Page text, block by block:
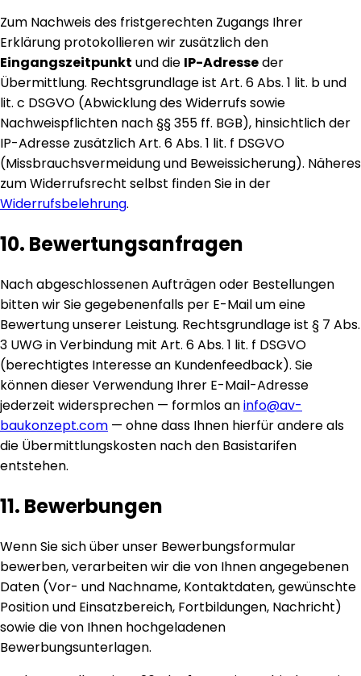
Zum Nachweis des fristgerechten Zugangs Ihrer
Erklärung protokollieren wir zusätzlich den
Eingangszeitpunkt und die IP-Adresseder
Übermittlung. Rechtsgrundlage ist Art. 6 Abs. 1 lit. b und
lit. c DSGVO (Abwicklung des Widerrufs sowie
Nachweispflichten nach §§ 355 ff. BGB), hinsichtlich der
IP-Adresse zusätzlich Art. 6 Abs. 1 lit. f DSGVO
(Missbrauchsvermeidung und Beweissicherung). Näheres
zum Widerrufsrecht selbst finden Sie in der
Widerrufsbelehrung.
10. Bewertungsanfragen
Nach abgeschlossenen Aufträgen oder Bestellungen
bitten wir Sie gegebenenfalls per E-Mail um eine
Bewertung unserer Leistung. Rechtsgrundlage ist § 7 Abs.
3 UWG in Verbindung mit Art. 6 Abs. 1 lit. f DSGVO
(berechtigtes Interesse an Kundenfeedback). Sie
können dieser Verwendung Ihrer E-Mail-Adresse
jederzeit widersprechen — formlos aninfo@av-
baukonzept.com — ohne dass Ihnen hierfür andere als
die Übermittlungskosten nach den Basistarifen
entstehen.
11. Bewerbungen
Wenn Sie sich über unser Bewerbungsformular
bewerben, verarbeiten wir die von Ihnen angegebenen
Daten (Vor- und Nachname, Kontaktdaten, gewünschte
Position und Einsatzbereich, Fortbildungen, Nachricht)
sowie die von Ihnen hochgeladenen
Bewerbungsunterlagen.